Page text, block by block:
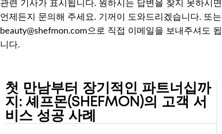
관련 기사가 표시됩니다. 원하시는 답변을 찾지 못하시면
언제든지 문의해 주세요. 기꺼이 도와드리겠습니다. 또는
beauty@shefmon.com으로 직접 이메일을 보내주셔도 됩
니다.
첫 만남부터 장기적인 파트너십까
지: 셰프몬(SHEFMON)의 고객 서
비스 성공 사례